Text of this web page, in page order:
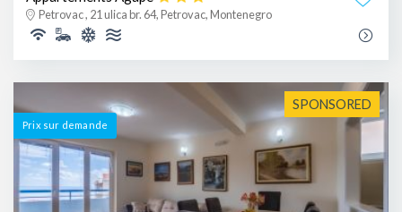
Petrovac , 21 ulica br. 64, Petrovac, Montenegro
SPONSORED
Prix ​​sur demande